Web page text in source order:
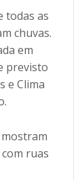
todas as
chuvas.
em
previsto
e Clima
ruas